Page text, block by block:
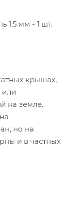
1,5 мм - 1 шт.
крышах,
или
на земле.
но на
и в частных